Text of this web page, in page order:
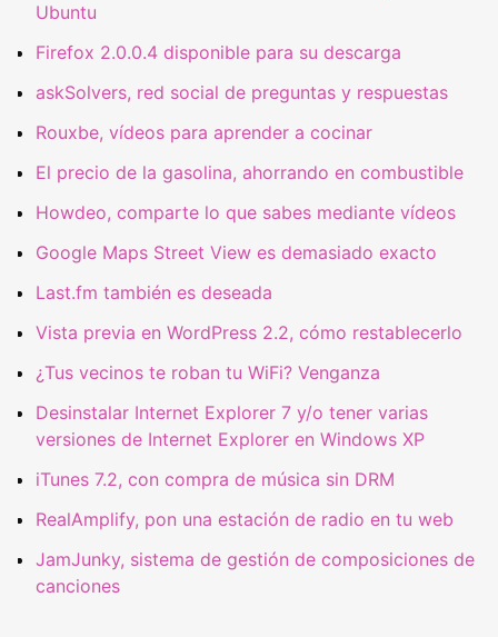
Ubuntu
Firefox 2.0.0.4 disponible para su descarga
askSolvers, red social de preguntas y respuestas
Rouxbe, vídeos para aprender a cocinar
El precio de la gasolina, ahorrando en combustible
Howdeo, comparte lo que sabes mediante vídeos
Google Maps Street View es demasiado exacto
Last.fm también es deseada
Vista previa en WordPress 2.2, cómo restablecerlo
¿Tus vecinos te roban tu WiFi? Venganza
Desinstalar Internet Explorer 7 y/o tener varias
versiones de Internet Explorer en Windows XP
iTunes 7.2, con compra de música sin DRM
RealAmplify, pon una estación de radio en tu web
JamJunky, sistema de gestión de composiciones de
canciones